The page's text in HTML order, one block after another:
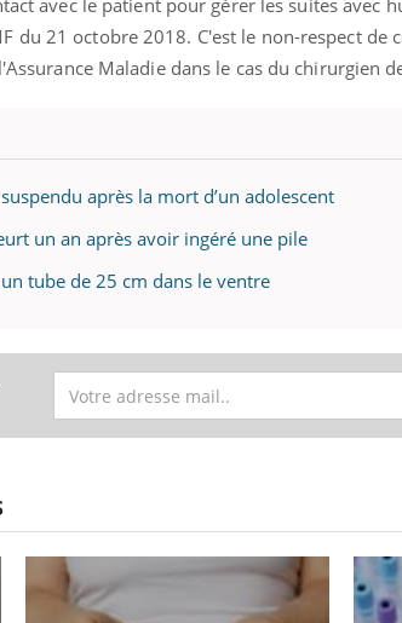
avec le patient pour gérer les suites avec
du 21 octobre 2018. C'est le non-respect
Maladie dans le cas du chirurgien
après la mort d’un adolescent
un an après avoir ingéré une pile
tube de 25 cm dans le ventre